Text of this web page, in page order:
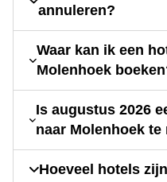
annuleren?
Waar kan ik een
Molenhoek
Is augustus 2026
naar Molenhoek te
Hoeveel hotels